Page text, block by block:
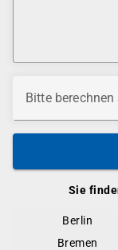
Sie
Berlin
Bremen
Bitte berechnen